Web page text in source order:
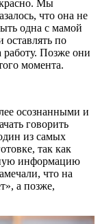
Мы
что она не
одна с мамой
оставлять по
Позже они
момента.
осознанными и
говорить
из самых
так как
информацию
что на
а позже,